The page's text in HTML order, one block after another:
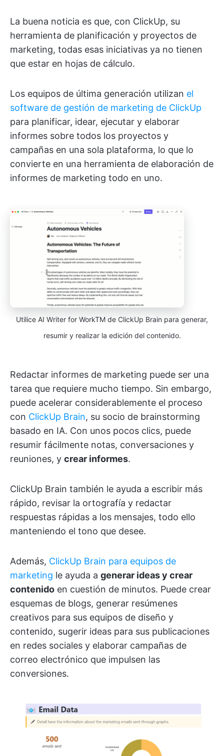
La buena noticia es que, con ClickUp, su
herramienta de planificación y proyectos de
marketing, todas esas iniciativas ya no tienen
que estar en hojas de cálculo.
Los equipos de última generación utilizan el
software de gestión de marketing de ClickUp
para planificar, idear, ejecutar y elaborar
informes sobre todos los proyectos y
campañas en una sola plataforma, lo que lo
convierte en una herramienta de elaboración de
informes de marketing todo en uno.
Utilice AI Writer for WorkTM de ClickUp Brain para generar,
resumir y realizar la edición del contenido.
Redactar informes de marketing puede ser una
tarea que requiere mucho tiempo. Sin embargo,
puede acelerar considerablemente el proceso
con ClickUp Brain, su socio de brainstorming
basado en IA. Con unos pocos clics, puede
resumir fácilmente notas, conversaciones y
reuniones, y crear informes.
ClickUp Brain también le ayuda a escribir más
rápido, revisar la ortografía y redactar
respuestas rápidas a los mensajes, todo ello
manteniendo el tono que desee.
Además, ClickUp Brain para equipos de
marketing le ayuda a generar ideas y crear
contenido en cuestión de minutos. Puede crear
esquemas de blogs, generar resúmenes
creativos para sus equipos de diseño y
contenido, sugerir ideas para sus publicaciones
en redes sociales y elaborar campañas de
correo electrónico que impulsen las
conversiones.